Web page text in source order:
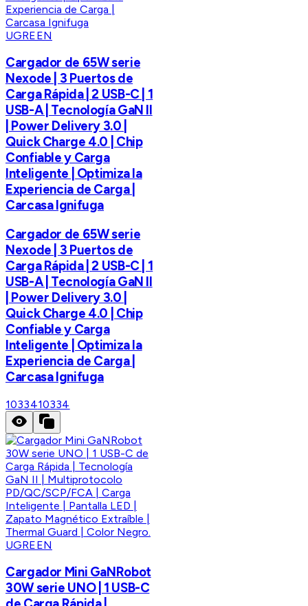
UGREEN
Cargador de 65W serie
Nexode | 3 Puertos de
Carga Rápida | 2 USB-C | 1
USB-A | Tecnología GaN II
| Power Delivery 3.0 |
Quick Charge 4.0 | Chip
Confiable y Carga
Inteligente | Optimiza la
Experiencia de Carga |
Carcasa Ignifuga
Cargador de 65W serie
Nexode | 3 Puertos de
Carga Rápida | 2 USB-C | 1
USB-A | Tecnología GaN II
| Power Delivery 3.0 |
Quick Charge 4.0 | Chip
Confiable y Carga
Inteligente | Optimiza la
Experiencia de Carga |
Carcasa Ignifuga
1033410334
UGREEN
Cargador Mini GaNRobot
30W serie UNO | 1 USB-C